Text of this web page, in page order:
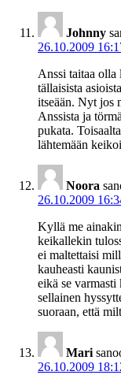
Johnny
26.10.2009
Anssi taitaa olla
tällaisista
itseään. Nyt jos
Anssista ja
pukata.
lähtemään
Noora
26.10.2009
Kyllä me
keikallekin
ei maltettaisi
kauheasti
eikä se
sellainen
suoraan, että
Mari
26.10.2009